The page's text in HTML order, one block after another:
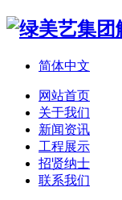
简体中文
网站首页
关于我们
新闻资讯
工程展示
招贤纳士
联系我们